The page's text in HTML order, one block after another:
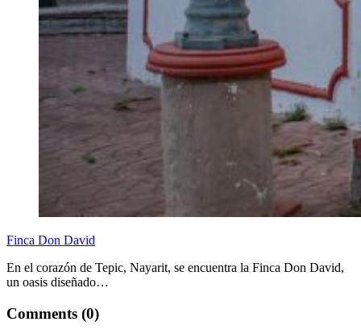
Finca Don David
En el corazón de Tepic, Nayarit, se encuentra la Finca Don David,
un oasis diseñado…
Comments (0)